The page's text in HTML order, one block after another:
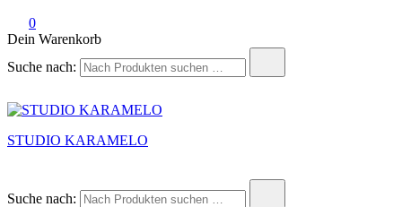
0
Dein Warenkorb
Suche nach:
STUDIO KARAMELO
Suche nach: